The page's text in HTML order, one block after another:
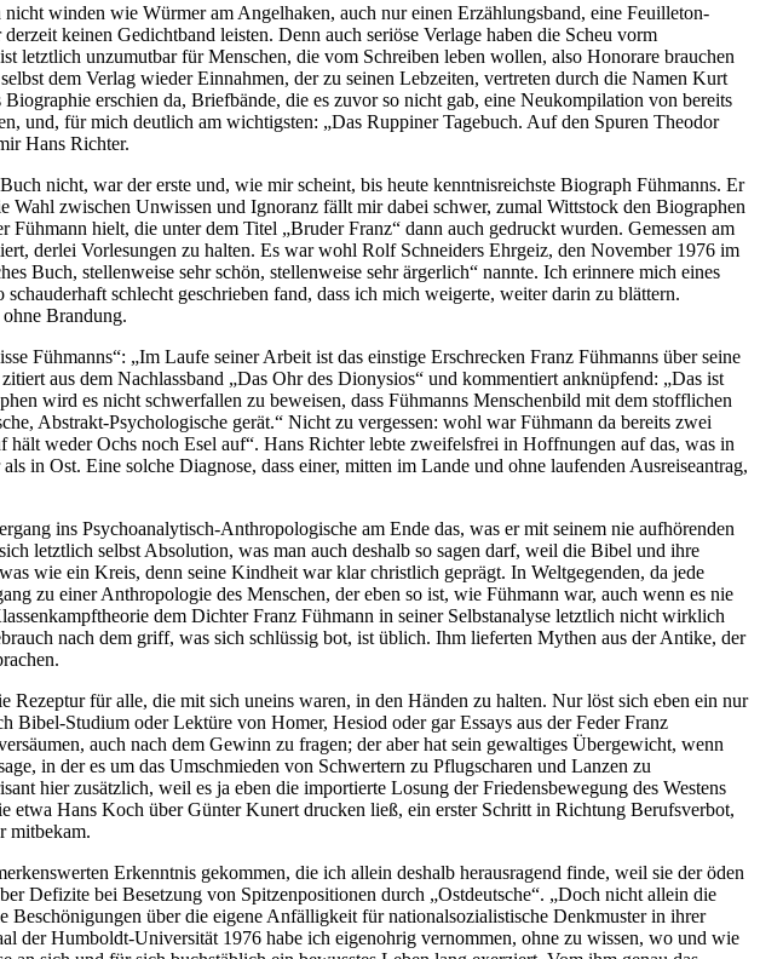
winden wie Würmer am Angelhaken, auch nur einen Erzählungsband, eine Feuilleton-
keinen Gedichtband leisten. Denn auch seriöse Verlage haben die Scheu vorm
letztlich unzumutbar für Menschen, die vom Schreiben leben wollen, also Honorare brauchen
dem Verlag wieder Einnahmen, der zu seinen Lebzeiten, vertreten durch die Namen Kurt
erschien da, Briefbände, die es zuvor so nicht gab, eine Neukompilation von bereits
und, für mich deutlich am wichtigsten: „Das Ruppiner Tagebuch. Auf den Spuren Theodor
Hans Richter.
nicht, war der erste und, wie mir scheint, bis heute kenntnisreichste Biograph Fühmanns. Er
zwischen Unwissen und Ignoranz fällt mir dabei schwer, zumal Wittstock den Biographen
hielt, die unter dem Titel „Bruder Franz“ dann auch gedruckt wurden. Gemessen am
derlei Vorlesungen zu halten. Es war wohl Rolf Schneiders Ehrgeiz, den November 1976 im
Buch, stellenweise sehr schön, stellenweise sehr ärgerlich“ nannte. Ich erinnere mich eines
schlecht geschrieben fand, dass ich mich weigerte, weiter darin zu blättern.
Brandung.
Fühmanns“: „Im Laufe seiner Arbeit ist das einstige Erschrecken Franz Fühmanns über seine
aus dem Nachlassband „Das Ohr des Dionysios“ und kommentiert anknüpfend: „Das ist
wird es nicht schwerfallen zu beweisen, dass Fühmanns Menschenbild mit dem stofflichen
Abstrakt-Psychologische gerät.“ Nicht zu vergessen: wohl war Fühmann da bereits zwei
weder Ochs noch Esel auf“. Hans Richter lebte zweifelsfrei in Hoffnungen auf das, was in
in Ost. Eine solche Diagnose, dass einer, mitten im Lande und ohne laufenden Ausreiseantrag,
ins Psychoanalytisch-Anthropologische am Ende das, was er mit seinem nie aufhörenden
letztlich selbst Absolution, was man auch deshalb so sagen darf, weil die Bibel und ihre
wie ein Kreis, denn seine Kindheit war klar christlich geprägt. In Weltgegenden, da jede
zu einer Anthropologie des Menschen, der eben so ist, wie Fühmann war, auch wenn es nie
dem Dichter Franz Fühmann in seiner Selbstanalyse letztlich nicht wirklich
nach dem griff, was sich schlüssig bot, ist üblich. Ihm lieferten Mythen aus der Antike, der
für alle, die mit sich uneins waren, in den Händen zu halten. Nur löst sich eben ein nur
Bibel-Studium oder Lektüre von Homer, Hesiod oder gar Essays aus der Feder Franz
auch nach dem Gewinn zu fragen; der aber hat sein gewaltiges Übergewicht, wenn
in der es um das Umschmieden von Schwertern zu Pflugscharen und Lanzen zu
hier zusätzlich, weil es ja eben die importierte Losung der Friedensbewegung des Westens
Hans Koch über Günter Kunert drucken ließ, ein erster Schritt in Richtung Berufsverbot,
mitbekam.
Erkenntnis gekommen, die ich allein deshalb herausragend finde, weil sie der öden
Defizite bei Besetzung von Spitzenpositionen durch „Ostdeutsche“. „Doch nicht allein die
über die eigene Anfälligkeit für nationalsozialistische Denkmuster in ihrer
der Humboldt-Universität 1976 habe ich eigenohrig vernommen, ohne zu wissen, wo und wie